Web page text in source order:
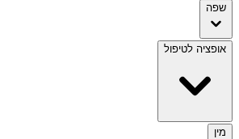
שפה
אופציה לטיפול
מין